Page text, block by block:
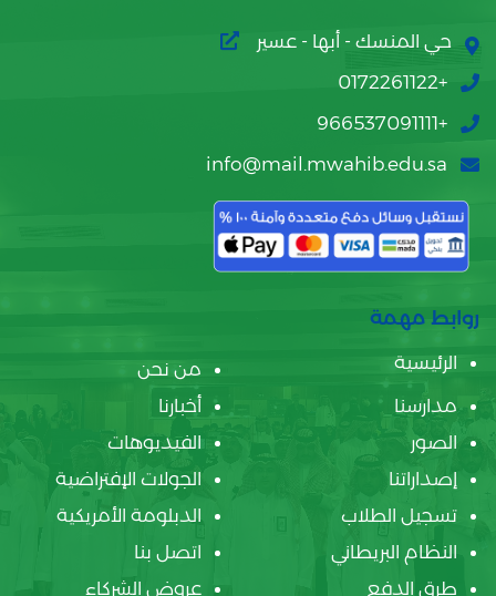
حي المنسك - أبها - عسير
+0172261122
+966537091111
info@mail.mwahib.edu.sa
روابط مهمة
الرئيسية
من نحن
مدارسنا
أخبارنا
الصور
الفيديوهات
إصداراتنا
الجولات الإفتراضية
تسجيل الطلاب
الدبلومة الأمريكية
النظام البريطاني
اتصل بنا
طرق الدفع
عروض الشركاء